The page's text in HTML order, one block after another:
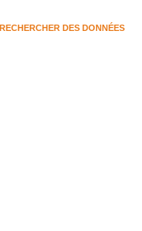
RECHERCHER DES DONNÉES